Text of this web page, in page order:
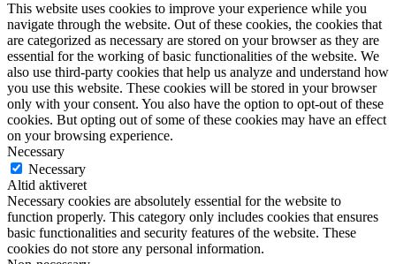
This website uses cookies to improve your experience while you
navigate through the website. Out of these cookies, the cookies that
are categorized as necessary are stored on your browser as they are
essential for the working of basic functionalities of the website. We
also use third-party cookies that help us analyze and understand how
you use this website. These cookies will be stored in your browser
only with your consent. You also have the option to opt-out of these
cookies. But opting out of some of these cookies may have an effect
on your browsing experience.
Necessary
Necessary
Altid aktiveret
Necessary cookies are absolutely essential for the website to
function properly. This category only includes cookies that ensures
basic functionalities and security features of the website. These
cookies do not store any personal information.